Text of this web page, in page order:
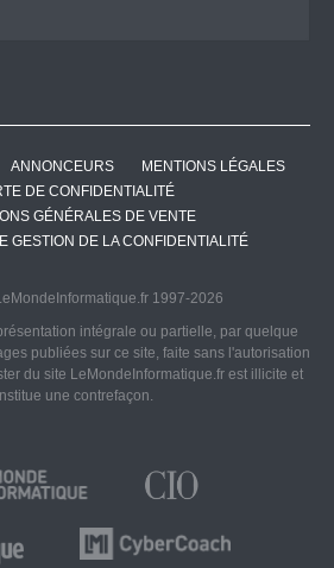
ANNONCEURS
MENTIONS LÉGALES
DE CONFIDENTIALITÉ
GÉNÉRALES DE VENTE
GESTION DE LA CONFIDENTIALITÉ
1997-2026
intégrale ou partielle, par quelque
publiées sur ce site, faite sans l'autorisation
du site LeMondeInformatique.fr est illicite et
une contrefaçon.